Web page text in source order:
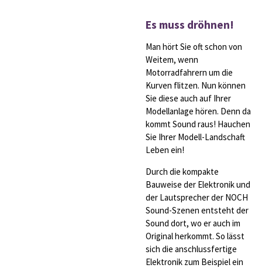
Es muss dröhnen!
Man hört Sie oft schon von
Weitem, wenn
Motorradfahrern um die
Kurven flitzen. Nun können
Sie diese auch auf Ihrer
Modellanlage hören. Denn da
kommt Sound raus! Hauchen
Sie Ihrer Modell-Landschaft
Leben ein!
Durch die kompakte
Bauweise der Elektronik und
der Lautsprecher der NOCH
Sound-Szenen entsteht der
Sound dort, wo er auch im
Original herkommt. So lässt
sich die anschlussfertige
Elektronik zum Beispiel ein